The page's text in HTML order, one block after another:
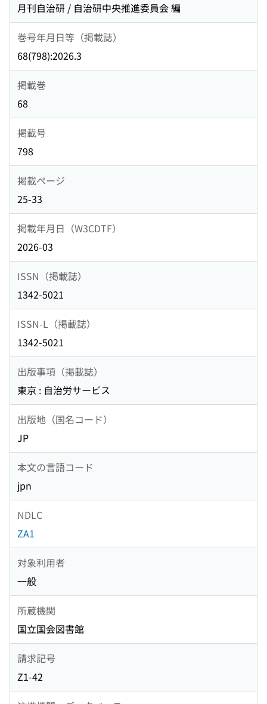
月刊自治研 / 自治研中央推進委員会 編
巻号年月日等（掲載誌）
68(798):2026.3
掲載巻
68
掲載号
798
掲載ページ
25-33
掲載年月日（W3CDTF）
2026-03
ISSN（掲載誌）
1342-5021
ISSN-L（掲載誌）
1342-5021
出版事項（掲載誌）
東京 : 自治労サービス
出版地（国名コード）
JP
本文の言語コード
jpn
NDLC
ZA1
対象利用者
一般
所蔵機関
国立国会図書館
請求記号
Z1-42